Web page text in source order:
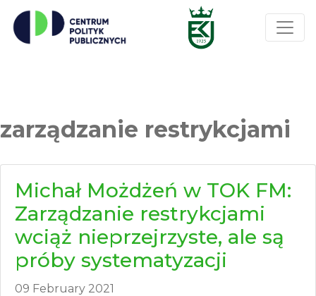
zarządzanie restrykcjami
Michał Możdżeń w TOK FM:
Zarządzanie restrykcjami
wciąż nieprzejrzyste, ale są
próby systematyzacji
09 February 2021